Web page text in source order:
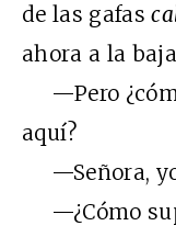
de las gafas
ahora a la
—Pero
aquí?
—Señora,
—¿Cómo